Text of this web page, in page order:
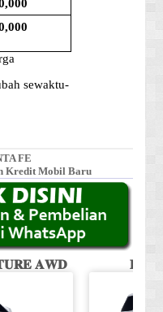
FE
Kredit Mobil Baru
𝐀𝐖𝐃